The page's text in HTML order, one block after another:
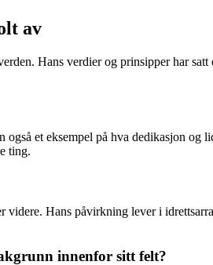
av
Hans verdier og prinsipper har
et eksempel på hva dedikasjon
ting.
Hans påvirkning lever i
innenfor sitt felt?